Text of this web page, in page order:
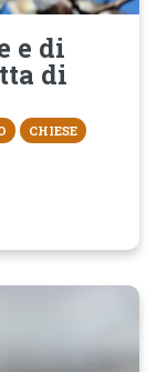
e di
di
CHIESE